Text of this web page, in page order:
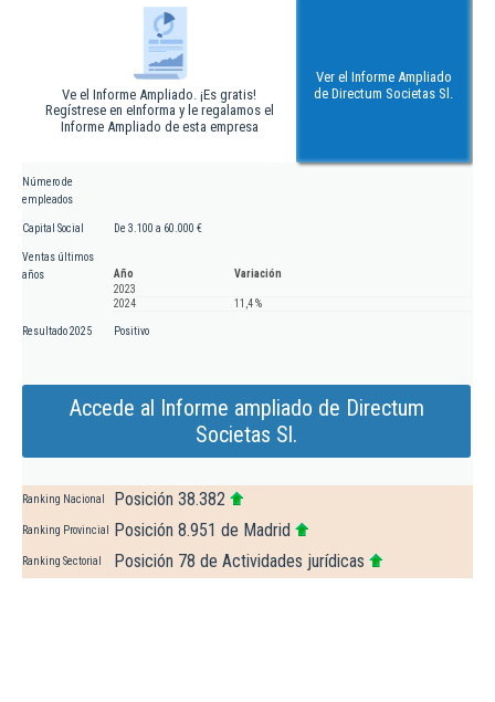
Ve el Informe Ampliado. ¡Es gratis!
Regístrese en eInforma y le regalamos el
Informe Ampliado de esta empresa
Ver el Informe Ampliado
de Directum Societas Sl.
Número de
empleados
Capital Social De 3.100 a 60.000 €
Ventas últimos
años
Año
Variación
2023
2024
11,4 %
Resultado 2025 Positivo
Accede al Informe ampliado de Directum
Societas Sl.
Ranking Nacional Posición 38.382
Ranking Provincial Posición 8.951 de Madrid
Ranking Sectorial Posición 78 de Actividades jurídicas